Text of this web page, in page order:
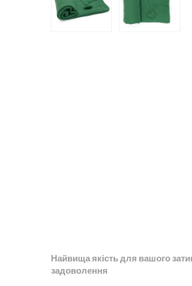
Найвища якість для вашого
задоволення